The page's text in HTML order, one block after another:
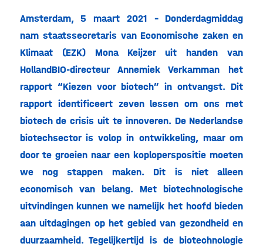
Amsterdam, 5 maart 2021 – Donderdagmiddag
nam staatssecretaris van Economische zaken en
Klimaat (EZK) Mona Keijzer uit handen van
HollandBIO-directeur Annemiek Verkamman het
rapport “Kiezen voor biotech” in ontvangst. Dit
rapport identificeert zeven lessen om ons met
biotech de crisis uit te innoveren. De Nederlandse
biotechsector is volop in ontwikkeling, maar om
door te groeien naar een koploperspositie moeten
we nog stappen maken. Dit is niet alleen
economisch van belang. Met biotechnologische
uitvindingen kunnen we namelijk het hoofd bieden
aan uitdagingen op het gebied van gezondheid en
duurzaamheid. Tegelijkertijd is de biotechnologie